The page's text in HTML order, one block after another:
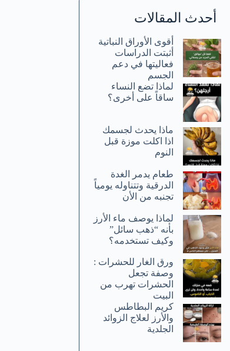
أحدث المقالات
أقوى الأوراق النباتية
أثبتت الدراسات
فعاليتها في دعم
الجسم
لماذا تضع النساء
ساقاً على أخرى؟
ماذا يحدث لجسمك
اذا اكلت موزة قبل
النوم
طعام يدمر الغدة
الدرقية وتتناوله يومياً
تجنبه من الأن
لماذا يوصف ماء الأرز
بأنه “ذهب سائل”
وكيف تستخدمه؟
ورق الغار للحشرات :
وصفة تجعل
الحشرات تهرب من
البيت
كريم البطاطس
والأرز لعلاج الزوائد
الجلدية